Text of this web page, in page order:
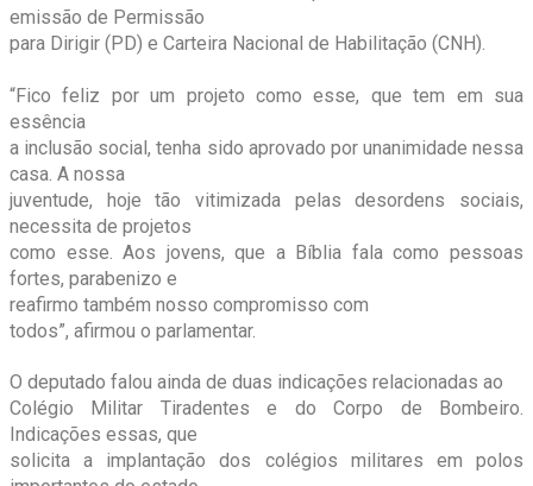
emissão de Permissão
para Dirigir (PD) e Carteira Nacional de Habilitação (CNH).
“Fico feliz por um projeto como esse, que tem em sua
essência
a inclusão social, tenha sido aprovado por unanimidade nessa
casa. A nossa
juventude, hoje tão vitimizada pelas desordens sociais,
necessita de projetos
como esse. Aos jovens, que a Bíblia fala como pessoas
fortes, parabenizo e
reafirmo também nosso compromisso com
todos”, afirmou o parlamentar.
O deputado falou ainda de duas indicações relacionadas ao
Colégio Militar Tiradentes e do Corpo de Bombeiro.
Indicações essas, que
solicita a implantação dos colégios militares em polos